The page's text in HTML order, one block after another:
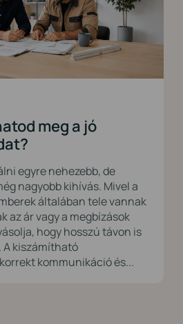
meg a jó
egyre nehezebb, de
nagyobb kihívás. Mivel a
általában tele vannak
az ár vagy a megbízások
hogy hosszú távon is
A kiszámítható
kommunikáció és...